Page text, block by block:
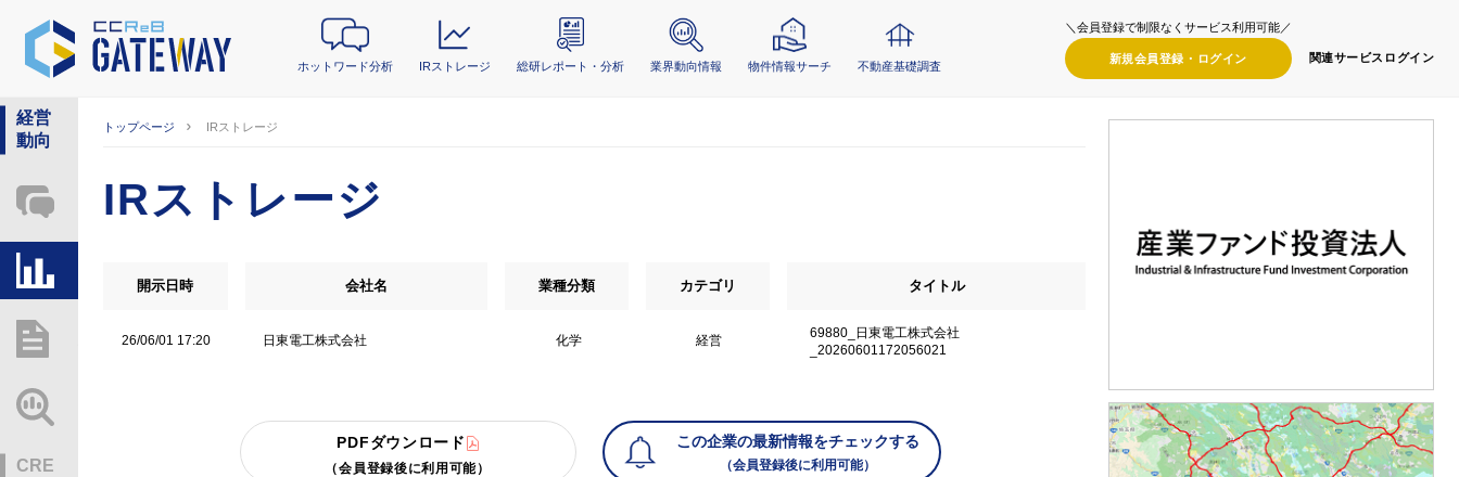
ホットワード分析 IRストレージ 総研レポート・分析 業界動向情報 物件情報サーチ 不動産基礎調査
＼会員登録で制限なくサービス利用可能／
新規会員登録・ ログイン 関連サービス ログイン
経営
動向
ホットワード分析
総研レポート・分析
CRE
トップページ IRストレージ
IRストレージ
開示日時 会社名 業種分類 カテゴリ タイトル
26/06/01 17:20 日東電工株式会社 化学 経営
69880_日東電工株式会社
_20260601172056021
PDFダウンロード
（会員登録後に利用可能）
この企業の最新情報をチェックする
（会員登録後に利用可能）